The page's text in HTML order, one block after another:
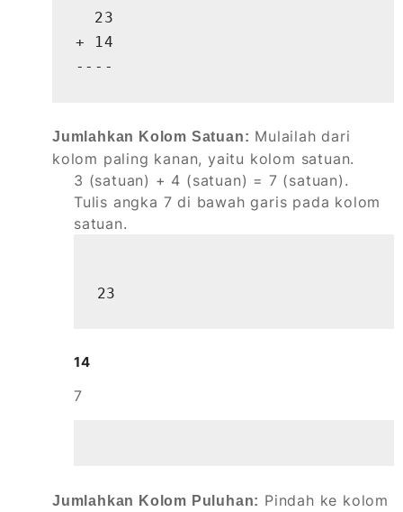
  23
+ 14
----
Jumlahkan Kolom Satuan: Mulailah dari
kolom paling kanan, yaitu kolom satuan.
3 (satuan) + 4 (satuan) = 7 (satuan).
Tulis angka 7 di bawah garis pada kolom
satuan.
23
14
7
Jumlahkan Kolom Puluhan: Pindah ke kolom